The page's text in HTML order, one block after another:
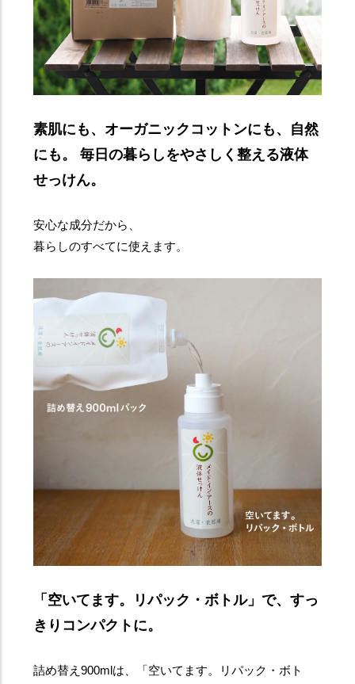
素肌にも、オーガニックコットンにも、自然
にも。 毎日の暮らしをやさしく整える液体
せっけん。
安心な成分だから、
暮らしのすべてに使えます。
「空いてます。リパック・ボトル」で、すっ
きりコンパクトに。
詰め替え900mlは、「空いてます。リパック・ボト